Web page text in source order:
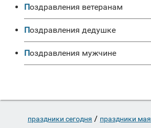
Поздравления ветеранам
Поздравления дедушке
Поздравления мужчине
праздники сегодня / праздники мая